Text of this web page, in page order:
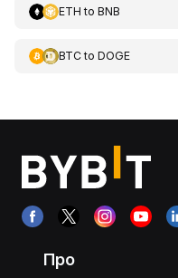
ETH to BNB
BTCto DOGE
Про